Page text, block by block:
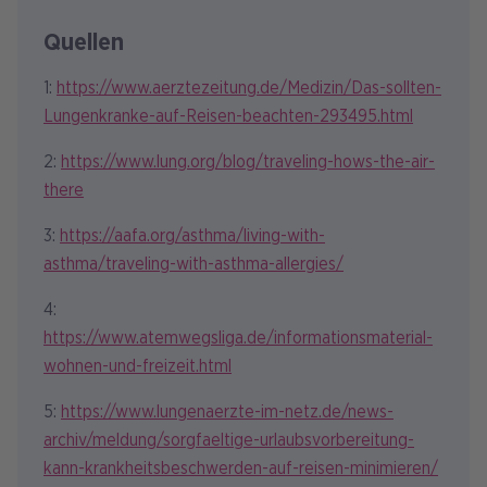
Quellen
1: https://www.aerztezeitung.de/Medizin/Das-sollten-
Lungenkranke-auf-Reisen-beachten-293495.html
2: https://www.lung.org/blog/traveling-hows-the-air-
there
3: https://aafa.org/asthma/living-with-
asthma/traveling-with-asthma-allergies/
4:
https://www.atemwegsliga.de/informationsmaterial-
wohnen-und-freizeit.html
5: https://www.lungenaerzte-im-netz.de/news-
archiv/meldung/sorgfaeltige-urlaubsvorbereitung-
kann-krankheitsbeschwerden-auf-reisen-minimieren/